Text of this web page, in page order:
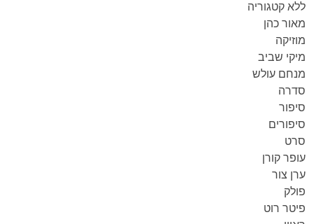
ללא קטגוריה
מאור כהן
מוזיקה
מיקי שביב
מנחם עולש
סדרה
סיפור
סיפורים
סרט
עופר קורן
ערן צור
פולק
פיטר רוט